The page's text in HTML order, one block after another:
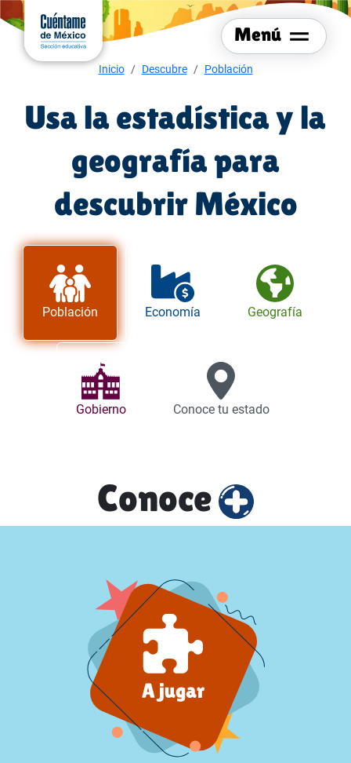
Ir al
contenido
principal
Menú
Menú del sitio
Menú de navegación
Inicio Descubre Población
Usa la estadística y la
geografía para
descubrir México
Población Economía Geografía
Gobierno Conoce tu estado
Conoce